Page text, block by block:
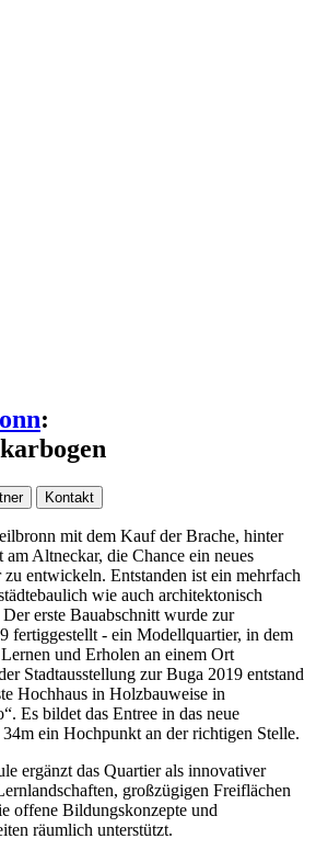
:
Kontakt
mit dem Kauf der Brache, hinter
Altneckar, die Chance ein neues
entwickeln. Entstanden ist ein mehrfach
wie auch architektonisch
erste Bauabschnitt wurde zur
fertiggestellt - ein Modellquartier, in dem
und Erholen an einem Ort
Stadtausstellung zur Buga 2019 entstand
Hochhaus in Holzbauweise in
Es bildet das Entree in das neue
ein Hochpunkt an der richtigen Stelle.
ergänzt das Quartier als innovativer
großzügigen Freiflächen
offene Bildungskonzepte und
räumlich unterstützt.